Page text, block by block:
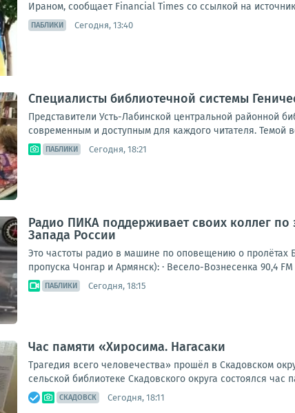
Ираном, сообщает Financial Times со ссылкой на
ПАБЛИКИ Сегодня, 13:40
Специалисты библиотечной системы
Представители Усть-Лабинской центральной районной
современным и доступным для каждого читателя. Темой
ПАБЛИКИ Сегодня, 18:21
Радио ПИКА поддерживает своих коллег
Запада России
Это частоты радио в машине по оповещению о пролётах
пропуска Чонгар и Армянск): · Весело-Вознесенка 90,4
ПАБЛИКИ Сегодня, 18:15
Час памяти «Хиросима. Нагасаки
Трагедия всего человечества» прошёл в Скадовском
сельской библиотеке Скадовского округа состоялся час
СКАДОВСК Сегодня, 18:11